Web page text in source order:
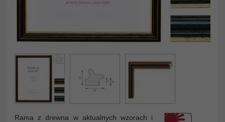
Rama z drewna w aktualnych wzorach i